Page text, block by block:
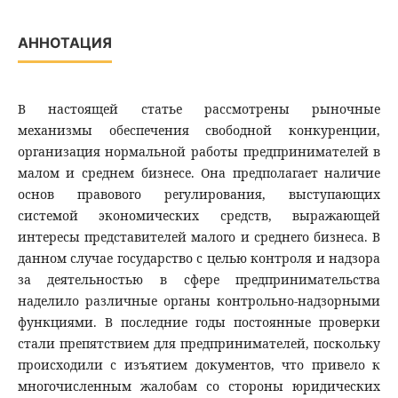
АННОТАЦИЯ
В настоящей статье рассмотрены рыночные
механизмы обеспечения свободной конкуренции,
организация нормальной работы предпринимателей в
малом и среднем бизнесе. Она предполагает наличие
основ правового регулирования, выступающих
системой экономических средств, выражающей
интересы представителей малого и среднего бизнеса. В
данном случае государство с целью контроля и надзора
за деятельностью в сфере предпринимательства
наделило различные органы контрольно-надзорными
функциями. В последние годы постоянные проверки
стали препятствием для предпринимателей, поскольку
происходили с изъятием документов, что привело к
многочисленным жалобам со стороны юридических